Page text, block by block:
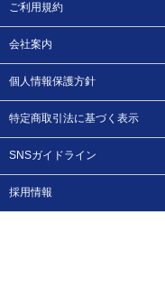
ご利用規約
会社案内
個人情報保護方針
特定商取引法に基づく表示
SNSガイドライン
採用情報